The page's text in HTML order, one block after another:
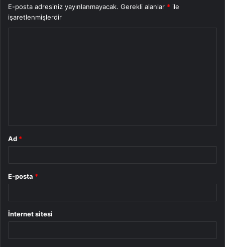
E-posta adresiniz yayınlanmayacak. Gerekli alanlar * ile
işaretlenmişlerdir
Ad *
E-posta *
İnternet sitesi